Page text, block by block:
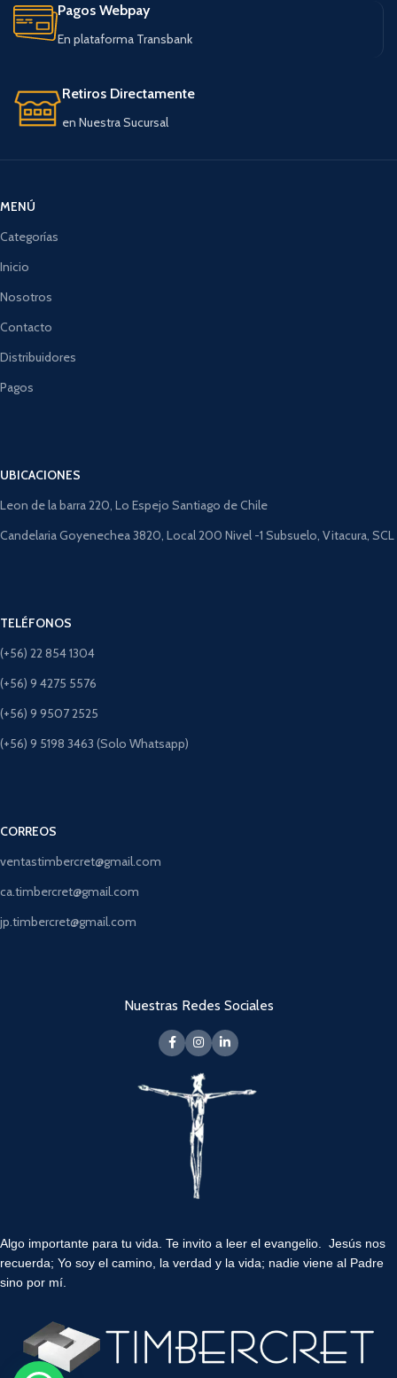
Pagos Webpay
En plataforma Transbank
Retiros Directamente
en Nuestra Sucursal
MENÚ
Categorías
Inicio
Nosotros
Contacto
Distribuidores
Pagos
UBICACIONES
Leon de la barra 220, Lo Espejo Santiago de Chile
Candelaria Goyenechea 3820, Local 200 Nivel -1 Subsuelo, Vitacura, SCL
TELÉFONOS
(+56) 22 854 1304
(+56) 9 4275 5576
(+56) 9 9507 2525
(+56) 9 5198 3463 (Solo Whatsapp)
CORREOS
ventastimbercret@gmail.com
ca.timbercret@gmail.com
jp.timbercret@gmail.com
Nuestras Redes Sociales
Algo importante para tu vida. Te invito a leer el evangelio. Jesús nos
recuerda; Yo soy el camino, la verdad y la vida; nadie viene al Padre
sino por mí.